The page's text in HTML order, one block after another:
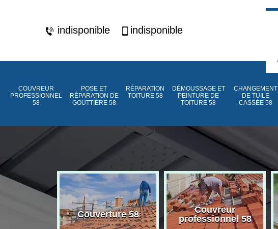
indisponible indisponible
COUVREUR
PROFESSIONNEL
58
POSE ET
RÉPARATION DE
GOUTTIÈRE 58
RÉPARATION
TOITURE 58
DÉMOUSSAGE ET
PEINTURE DE
TOITURE 58
CHANGEMENT
DE TUILE
CASSÉE 58
Couverture 58
Couvreur
professionnel 58